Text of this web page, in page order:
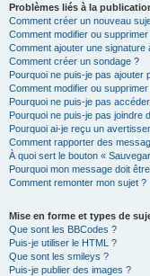
Problèmes liés à la
Comment créer un nouveau
Comment modifier ou
Comment ajouter une signature
Comment créer un sondage ?
Pourquoi ne puis-je pas ajouter
Comment modifier ou
Pourquoi ne puis-je pas
Pourquoi ne puis-je pas joindre
Pourquoi ai-je reçu un
Comment rapporter des
À quoi sert le bouton «
Pourquoi mon message doit
Comment remonter mon sujet ?
Mise en forme et types de
Que sont les BBCodes ?
Puis-je utiliser le HTML ?
Que sont les smileys ?
Puis-je publier des images ?